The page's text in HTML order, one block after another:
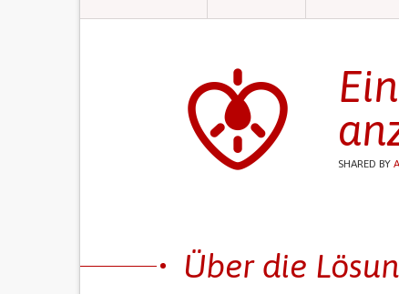
SHARED BY
Über die